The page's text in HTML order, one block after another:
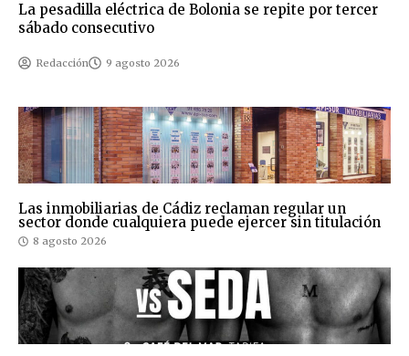
La pesadilla eléctrica de Bolonia se repite por tercer
sábado consecutivo
Redacción 9 agosto 2026
Las inmobiliarias de Cádiz reclaman regular un
sector donde cualquiera puede ejercer sin titulación
8 agosto 2026